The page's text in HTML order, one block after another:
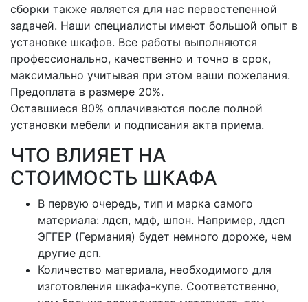
сборки также является для нас первостепенной
задачей. Наши специалисты имеют большой опыт в
установке шкафов. Все работы выполняются
профессионально, качественно и точно в срок,
максимально учитывая при этом ваши пожелания.
Предоплата в размере 20%.
Оставшиеся 80% оплачиваются после полной
установки мебели и подписания акта приема.
ЧТО ВЛИЯЕТ НА
СТОИМОСТЬ ШКАФА
В первую очередь, тип и марка самого
материала: лдсп, мдф, шпон. Например, лдсп
ЭГГЕР (Германия) будет немного дороже, чем
другие дсп.
Количество материала, необходимого для
изготовления шкафа-купе. Соответственно,